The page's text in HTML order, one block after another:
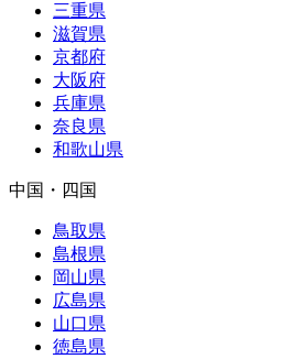
三重県
滋賀県
京都府
大阪府
兵庫県
奈良県
和歌山県
中国・四国
鳥取県
島根県
岡山県
広島県
山口県
徳島県